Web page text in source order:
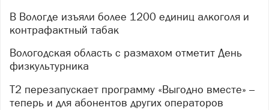
В Вологде изъяли более 1200 единиц алкоголя и
контрафактный табак
Вологодская область с размахом отметит День
физкультурника
Т2 перезапускает программу «Выгодно вместе» –
теперь и для абонентов других операторов